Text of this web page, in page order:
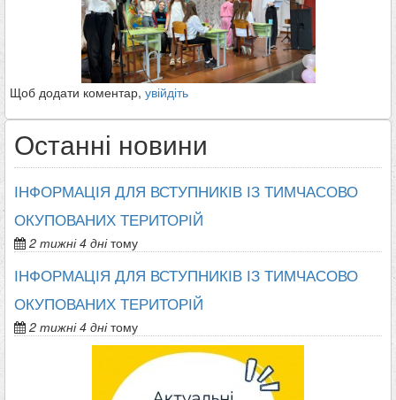
Щоб додати коментар, увійдіть
Останні новини
ІНФОРМАЦІЯ ДЛЯ ВСТУПНИКІВ ІЗ ТИМЧАСОВО
ОКУПОВАНИХ ТЕРИТОРІЙ
2 тижні 4 днітому
ІНФОРМАЦІЯ ДЛЯ ВСТУПНИКІВ ІЗ ТИМЧАСОВО
ОКУПОВАНИХ ТЕРИТОРІЙ
2 тижні 4 днітому